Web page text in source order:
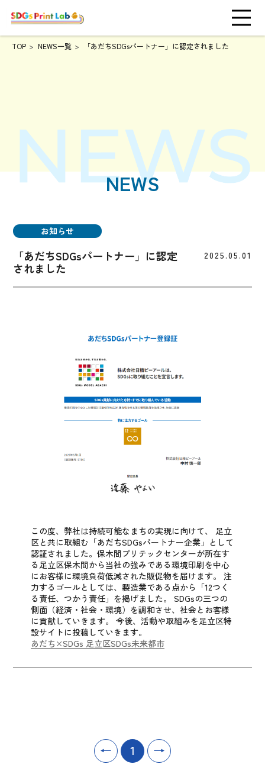
TOP NEWS一覧 「あだちSDGsパートナー」に認定されました
NEWS
お知らせ
「あだちSDGsパートナー」に認定
されました
2025.05.01
この度、弊社は持続可能なまちの実現に向けて、 足立
区と共に取組む「あだちSDGsパートナー企業」として
認証されました。保木間プリテックセンターが所在す
る足立区保木間から当社の強みである環境印刷を中心
にお客様に環境負荷低減された販促物を届けます。
注
力するゴールとしては、製造業である点から「12つく
る責任、つかう責任」を掲げました。
SDGsの三つの
側面（経済・社会・環境）を調和させ、社会とお客様
に貢献していきます。今後、活動や取組みを足立区特
設サイトに投稿していきます。
あだち×SDGs 足立区SDGs未来都市
← 1 →